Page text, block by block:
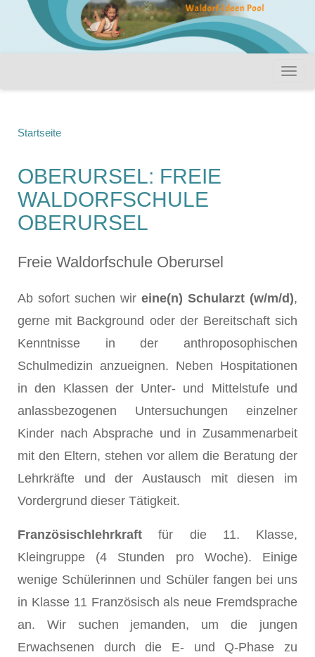
Startseite
OBERURSEL: FREIE
WALDORFSCHULE
OBERURSEL
Freie Waldorfschule Oberursel
Ab sofort suchen wir eine(n) Schularzt (w/m/d),
gerne mit Background oder der Bereitschaft sich
Kenntnisse in der anthroposophischen
Schulmedizin anzueignen. Neben Hospitationen
in den Klassen der Unter- und Mittelstufe und
anlassbezogenen Untersuchungen einzelner
Kinder nach Absprache und in Zusammenarbeit
mit den Eltern, stehen vor allem die Beratung der
Lehrkräfte und der Austausch mit diesen im
Vordergrund dieser Tätigkeit.
Französischlehrkraft für die 11. Klasse,
Kleingruppe (4 Stunden pro Woche). Einige
wenige Schülerinnen und Schüler fangen bei uns
in Klasse 11 Französisch als neue Fremdsprache
an. Wir suchen jemanden, um die jungen
Erwachsenen durch die E- und Q-Phase zu